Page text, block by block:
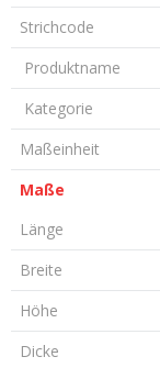
Strichcode
Produktname
Kategorie
Maßeinheit
Maße
Länge
Breite
Höhe
Dicke